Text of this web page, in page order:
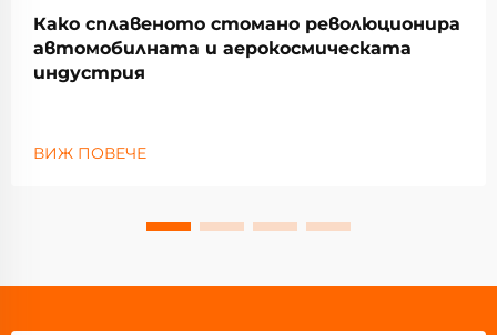
Како сплавеното стомано революционира
автомобилната и аерокосмическата
индустрия
ВИЖ ПОВЕЧЕ